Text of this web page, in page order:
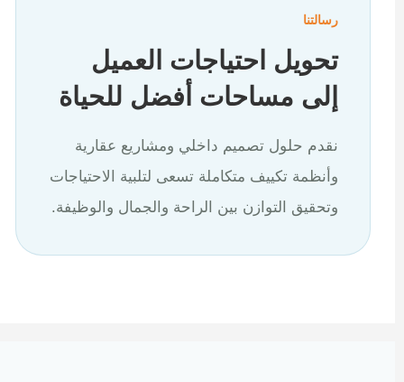
رسالتنا
تحويل احتياجات العميل
إلى مساحات أفضل للحياة
نقدم حلول تصميم داخلي ومشاريع عقارية
وأنظمة تكييف متكاملة تسعى لتلبية الاحتياجات
وتحقيق التوازن بين الراحة والجمال والوظيفة.